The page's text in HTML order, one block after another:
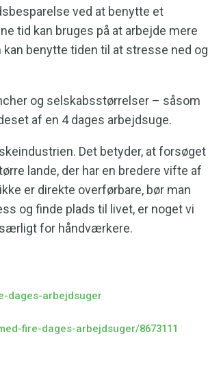
ved at benytte et
tid kan bruges på at arbejde mere
benytte tiden til at stresse ned og
og selskabsstørrelser – såsom
af en 4 dages arbejdsuge.
Det betyder, at forsøget
lande, der har en bredere vifte af
er direkte overførbare, bør man
og finde plads til livet, er noget vi
for håndværkere.
dages-arbejdsuger
fire-dages-arbejdsuger/8673111